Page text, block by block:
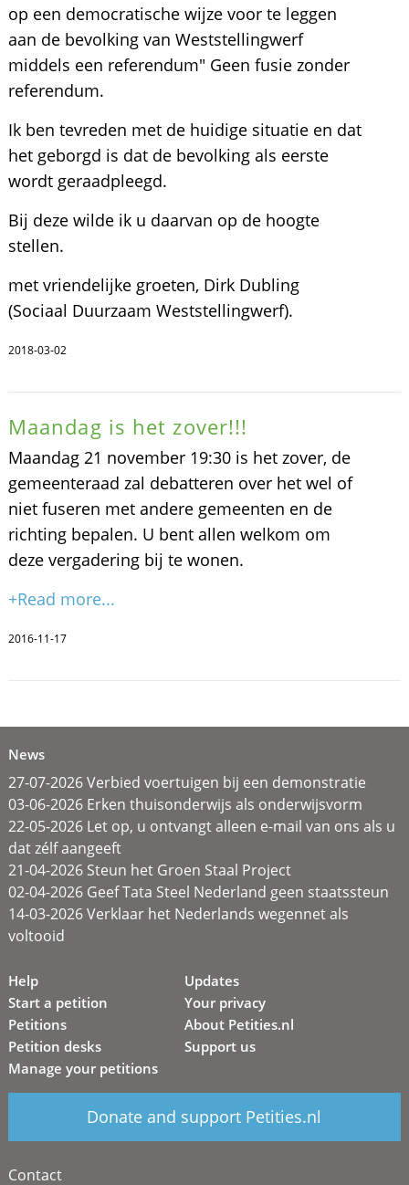
op een democratische wijze voor te leggen
aan de bevolking van Weststellingwerf
middels een referendum" Geen fusie zonder
referendum.
Ik ben tevreden met de huidige situatie en dat
het geborgd is dat de bevolking als eerste
wordt geraadpleegd.
Bij deze wilde ik u daarvan op de hoogte
stellen.
met vriendelijke groeten, Dirk Dubling
(Sociaal Duurzaam Weststellingwerf).
2018-03-02
Maandag is het zover!!!
Maandag 21 november 19:30 is het zover, de
gemeenteraad zal debatteren over het wel of
niet fuseren met andere gemeenten en de
richting bepalen. U bent allen welkom om
deze vergadering bij te wonen.
+Read more...
2016-11-17
News
27-07-2026 Verbied voertuigen bij een demonstratie
03-06-2026 Erken thuisonderwijs als onderwijsvorm
22-05-2026 Let op, u ontvangt alleen e-mail van ons als u
dat zélf aangeeft
21-04-2026 Steun het Groen Staal Project
02-04-2026 Geef Tata Steel Nederland geen staatssteun
14-03-2026 Verklaar het Nederlands wegennet als
voltooid
Help
Start a petition
Petitions
Petition desks
Manage your petitions
Updates
Your privacy
About Petities.nl
Support us
Donate and support Petities.nl
Contact